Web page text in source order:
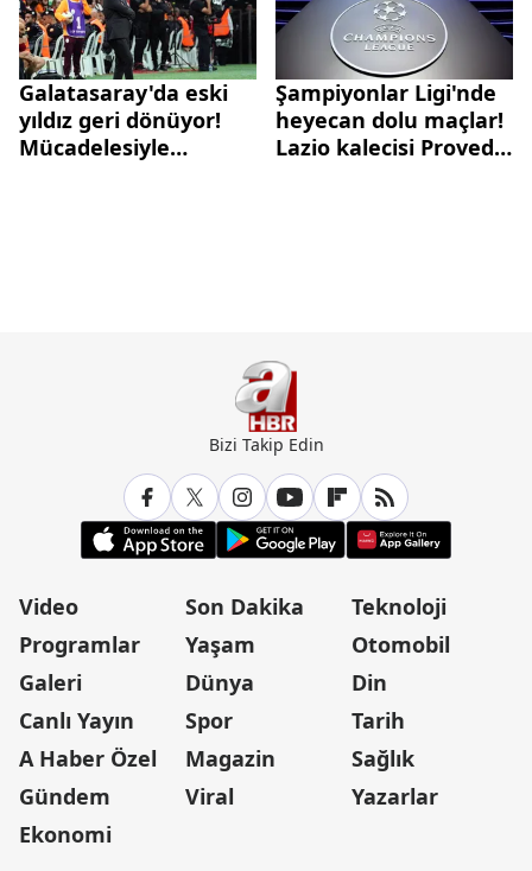
Galatasaray'da eski
yıldız geri dönüyor!
Mücadelesiyle
Şampiyonlar Ligi'nde
heyecan dolu maçlar!
Lazio kalecisi Provedel
Bizi Takip Edin
Video
Programlar
Galeri
Canlı Yayın
A Haber Özel
Gündem
Ekonomi
Son Dakika
Yaşam
Dünya
Spor
Magazin
Viral
Teknoloji
Otomobil
Din
Tarih
Sağlık
Yazarlar